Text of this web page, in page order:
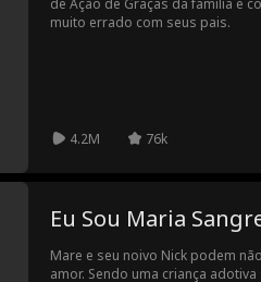
de Ação de Graças da família e
muito errado com seus pais.
4.2M 76k
Eu Sou Maria
Mare e seu noivo Nick podem
amor. Sendo uma criança